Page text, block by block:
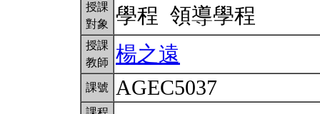
授課
對象
學程 領導學程
授課
教師
楊之遠
課號 AGEC5037